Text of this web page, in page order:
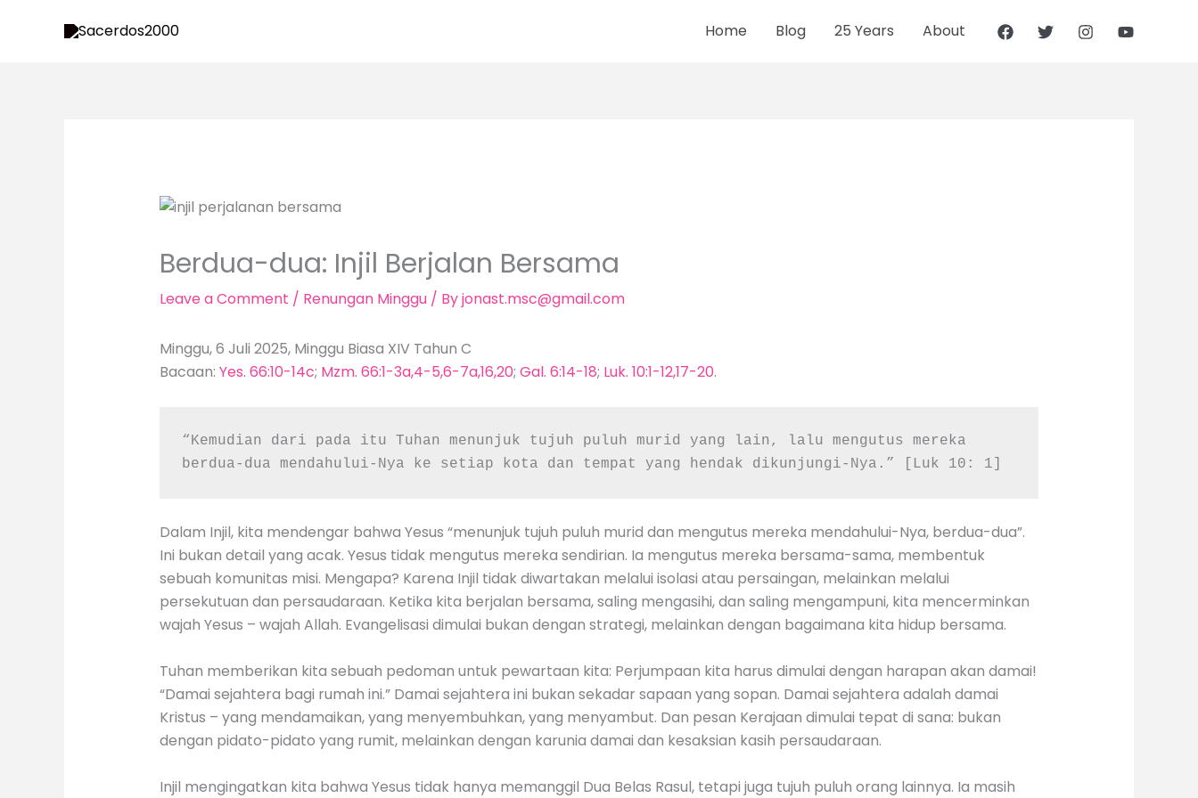
Home Blog 25 Years About
Berdua-dua: Injil Berjalan Bersama
Leave a Comment / Renungan Minggu/ Byjonast.msc@gmail.com
Minggu, 6 Juli 2025, Minggu Biasa XIV Tahun C
Bacaan: Yes. 66:10-14c; Mzm. 66:1-3a,4-5,6-7a,16,20; Gal. 6:14-18; Luk. 10:1-12,17-20.
“Kemudian dari pada itu Tuhan menunjuk tujuh puluh murid yang lain, lalu mengutus mereka
berdua-dua mendahului-Nya ke setiap kota dan tempat yang hendak dikunjungi-Nya.” [Luk 10: 1]
Dalam Injil, kita mendengar bahwa Yesus “menunjuk tujuh puluh murid dan mengutus mereka mendahului-Nya, berdua-dua”.
Ini bukan detail yang acak. Yesus tidak mengutus mereka sendirian. Ia mengutus mereka bersama-sama, membentuk
sebuah komunitas misi. Mengapa? Karena Injil tidak diwartakan melalui isolasi atau persaingan, melainkan melalui
persekutuan dan persaudaraan. Ketika kita berjalan bersama, saling mengasihi, dan saling mengampuni, kita mencerminkan
wajah Yesus – wajah Allah. Evangelisasi dimulai bukan dengan strategi, melainkan dengan bagaimana kita hidup bersama.
Tuhan memberikan kita sebuah pedoman untuk pewartaan kita: Perjumpaan kita harus dimulai dengan harapan akan damai!
“Damai sejahtera bagi rumah ini.” Damai sejahtera ini bukan sekadar sapaan yang sopan. Damai sejahtera adalah damai
Kristus – yang mendamaikan, yang menyembuhkan, yang menyambut. Dan pesan Kerajaan dimulai tepat di sana: bukan
dengan pidato-pidato yang rumit, melainkan dengan karunia damai dan kesaksian kasih persaudaraan.
Injil mengingatkan kita bahwa Yesus tidak hanya memanggil Dua Belas Rasul, tetapi juga tujuh puluh orang lainnya. Ia masih